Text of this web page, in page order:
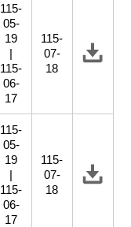
115-
05-
19
|
115-
06-
17
115-
07-
18
115-
05-
19
|
115-
06-
17
115-
07-
18